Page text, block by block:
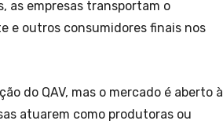
as empresas transportam o
e outros consumidores finais nos
do QAV, mas o mercado é aberto à
atuarem como produtoras ou